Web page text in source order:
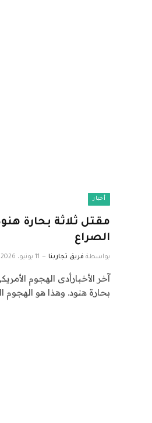
أخبار
مقتل ثلاثة بحارة
الصراع
بواسطة فريق تجاربنا 11 يونيو، 2026
آخر الأخبارأدى الهجوم
بحارة هنود. وهذا هو الهجوم